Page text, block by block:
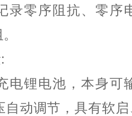
录零序阻抗、零序
电锂电池，本身可
自动调节，具有软